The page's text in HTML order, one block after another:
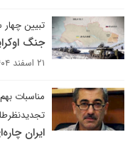
تبیین چهار
جنگ
۲۱ اسفند ۱۴۰۴
مناسبات
ایران